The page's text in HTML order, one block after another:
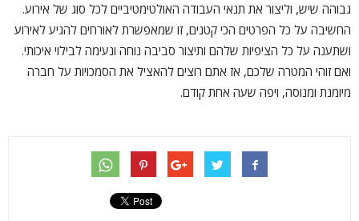
גבוהה שיש, וליצור את תנאי העבודה האולטימטיביים לכל סוג של אירוע.
החשיבה על כל הפרטים הכי קטנים, זו שמאפשרת לאורחים להגיע לאירוע
ושתענה על כל הציפיות שלהם ותיצור סביבה נוחה ונעימה לבילוי איכותי.
ואם זוהי המטרה שלכם, אז אתם רוצים להאציל את הסמכויות על חברה
מיומנת ומנוסה, ויפה שעה אחת קודם.